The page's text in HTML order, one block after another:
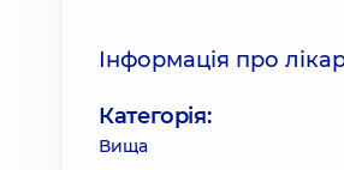
Інформація про
Категорія:
Вища